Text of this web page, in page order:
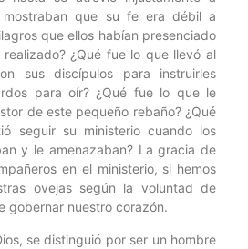
mostraban que su fe era débil a
que ellos habían presenciado
¿Qué fue lo que llevó al
sus discípulos para instruirles
para oír? ¿Qué fue lo que le
de este pequeño rebaño? ¿Qué
seguir su ministerio cuando los
y le amenazaban? La gracia de
en el ministerio, si hemos
ovejas según la voluntad de
gobernar nuestro corazón.
se distinguió por ser un hombre